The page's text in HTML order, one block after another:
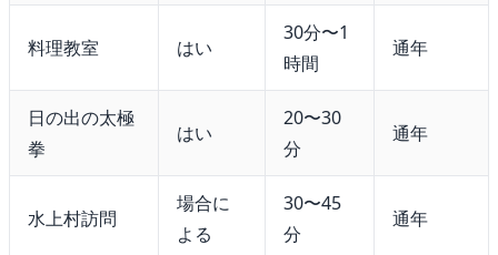
料理教室 はい
30分〜1
時間
通年
日の出の太極
拳
はい
20〜30
分
通年
水上村訪問
場合に
よる
30〜45
分
通年